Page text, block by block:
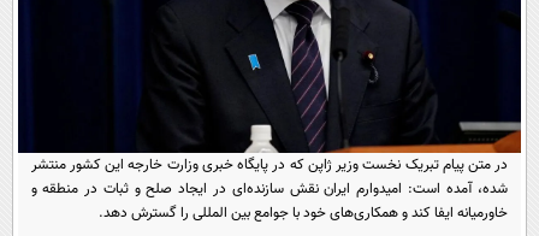
یک برش دانایی
محیط زیست
علم و دانش
فناوری و It
علمی
اخبار کریپتو
قرآن
گوناگون
سرگرمی
باشگاه مغز
فیلم
اقتصاد
ورزش
عصر ایران 2
خواندنی ها و دیدنی ها
آموزش زبان
در متن پیام تبریک نخست وزیر ژاپن که در پایگاه خبری وزارت خارجه این کشور منتشر
شده، آمده است: امیدوارم ایران نقش سازنده‌ای در ایجاد صلح و ثبات در منطقه و
خاورمیانه ایفا کند و همکاری‌های خود با جوامع بین المللی را گسترش دهد.